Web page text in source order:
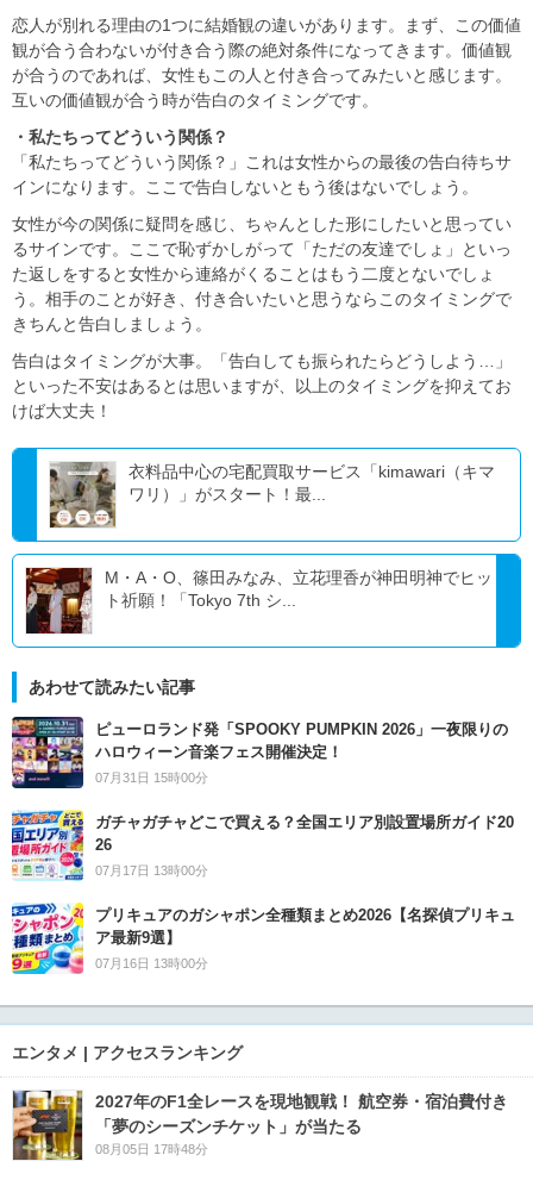
恋人が別れる理由の1つに結婚観の違いがあります。まず、この価値
観が合う合わないが付き合う際の絶対条件になってきます。価値観
が合うのであれば、女性もこの人と付き合ってみたいと感じます。
互いの価値観が合う時が告白のタイミングです。
・私たちってどういう関係？
「私たちってどういう関係？」これは女性からの最後の告白待ちサ
インになります。ここで告白しないともう後はないでしょう。
女性が今の関係に疑問を感じ、ちゃんとした形にしたいと思ってい
るサインです。ここで恥ずかしがって「ただの友達でしょ」といっ
た返しをすると女性から連絡がくることはもう二度とないでしょ
う。相手のことが好き、付き合いたいと思うならこのタイミングで
きちんと告白しましょう。
告白はタイミングが大事。「告白しても振られたらどうしよう…」
といった不安はあるとは思いますが、以上のタイミングを抑えてお
けば大丈夫！
衣料品中心の宅配買取サービス「kimawari（キマ
ワリ）」がスタート！最...
M・A・O、篠田みなみ、立花理香が神田明神でヒッ
ト祈願！「Tokyo 7th シ...
あわせて読みたい記事
ピューロランド発「SPOOKY PUMPKIN 2026」一夜限りの
ハロウィーン音楽フェス開催決定！
07月31日 15時00分
ガチャガチャどこで買える？全国エリア別設置場所ガイド20
26
07月17日 13時00分
プリキュアのガシャポン全種類まとめ2026【名探偵プリキュ
ア最新9選】
07月16日 13時00分
エンタメ | アクセスランキング
2027年のF1全レースを現地観戦！ 航空券・宿泊費付き
「夢のシーズンチケット」が当たる
08月05日 17時48分